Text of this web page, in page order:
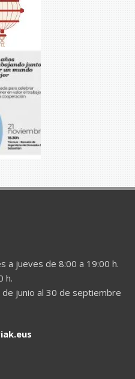
a jueves de 8:00 a 19:00 h.
h.
junio al 30 de septiembre